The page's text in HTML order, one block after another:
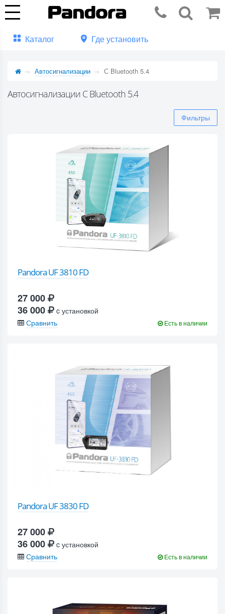
Каталог Где установить
Автосигнализации С Bluetooth 5.4
Автосигнализации С Bluetooth 5.4
Фильтры
Pandora UF 3810 FD
27 000
36 000
c установкой
Сравнить
Есть в наличии
Pandora UF 3830 FD
27 000
36 000
c установкой
Сравнить
Есть в наличии